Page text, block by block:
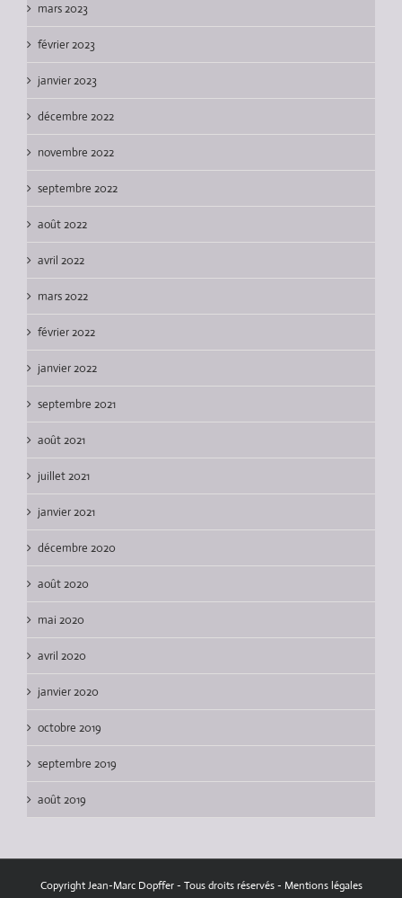
mars 2023
février 2023
janvier 2023
décembre 2022
novembre 2022
septembre 2022
août 2022
avril 2022
mars 2022
février 2022
janvier 2022
septembre 2021
août 2021
juillet 2021
janvier 2021
décembre 2020
août 2020
mai 2020
avril 2020
janvier 2020
octobre 2019
septembre 2019
août 2019
Copyright Jean-Marc Dopffer - Tous droits réservés - Mentions légales